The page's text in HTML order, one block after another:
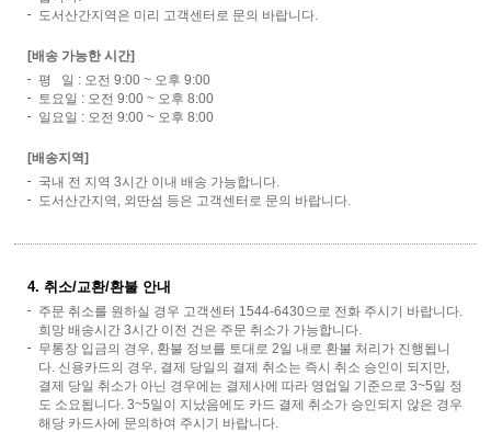
도서산간지역은 미리 고객센터로 문의 바랍니다.
[배송 가능한 시간]
평 일 : 오전 9:00 ~ 오후 9:00
토요일 : 오전 9:00 ~ 오후 8:00
일요일 : 오전 9:00 ~ 오후 8:00
[배송지역]
국내 전 지역 3시간 이내 배송 가능합니다.
도서산간지역, 외딴섬 등은 고객센터로 문의 바랍니다.
4. 취소/교환/환불 안내
주문 취소를 원하실 경우 고객센터 1544-6430으로 전화 주시기 바랍니다.
희망 배송시간 3시간 이전 건은 주문 취소가 가능합니다.
무통장 입금의 경우, 환불 정보를 토대로 2일 내로 환불 처리가 진행됩니
다. 신용카드의 경우, 결제 당일의 결제 취소는 즉시 취소 승인이 되지만,
결제 당일 취소가 아닌 경우에는 결제사에 따라 영업일 기준으로 3~5일 정
도 소요됩니다. 3~5일이 지났음에도 카드 결제 취소가 승인되지 않은 경우
해당 카드사에 문의하여 주시기 바랍니다.